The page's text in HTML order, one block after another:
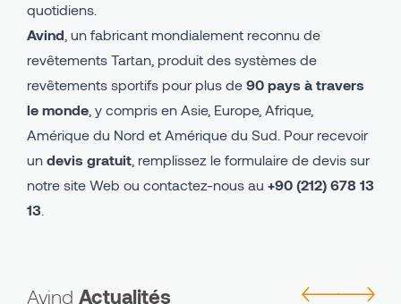
quotidiens.
Avind , un fabricant mondialement reconnu de
revêtements Tartan, produit des systèmes de
revêtements sportifs pour plus de 90 pays à travers
le monde , y compris en Asie, Europe, Afrique,
Amérique du Nord et Amérique du Sud. Pour recevoir
un devis gratuit , remplissez le formulaire de devis sur
notre site Web ou contactez-nous au +90 (212) 678 13
13
Avind Actualités